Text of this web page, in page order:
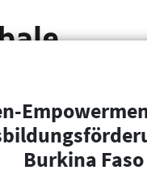
für
Burkina Faso